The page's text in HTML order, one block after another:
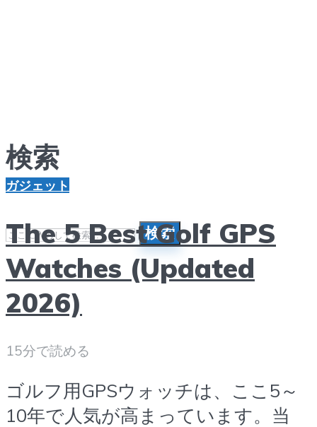
検索
検索
メニュー
ガジェット
The 5 Best Golf GPS
Watches (Updated
2026)
15分で読める
ゴルフ用GPSウォッチは、ここ5～
10年で人気が高まっています。当